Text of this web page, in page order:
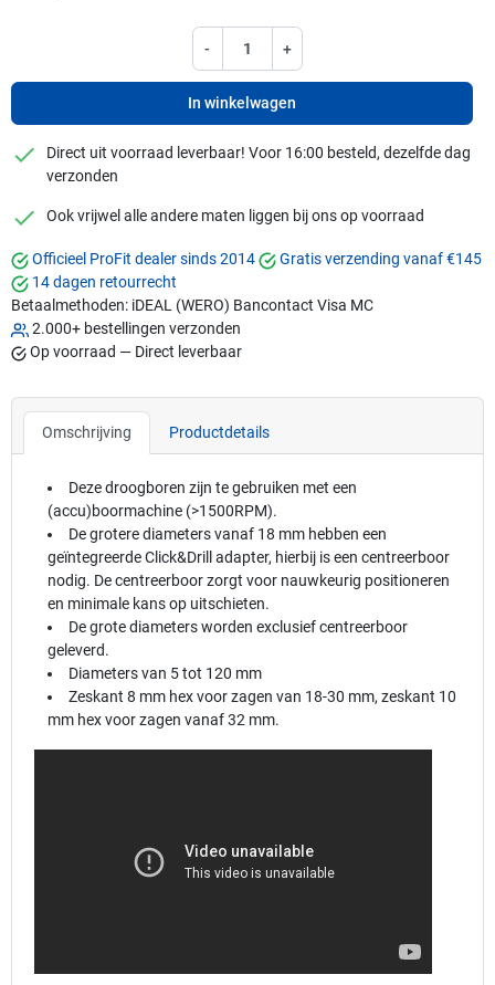
- +
In winkelwagen
checkmark
Direct uit voorraad leverbaar! Voor 16:00 besteld, dezelfde dag
verzonden
checkmark
Ook vrijwel alle andere maten liggen bij ons op voorraad
Officieel ProFit dealer sinds 2014
Gratis verzending vanaf €145
14 dagen retourrecht
Betaalmethoden: iDEAL (WERO) Bancontact Visa MC
2.000+ bestellingen verzonden
Op voorraad — Direct leverbaar
Omschrijving Productdetails
Deze droogboren zijn te gebruiken met een
(accu)boormachine (>1500RPM).
De grotere diameters vanaf 18 mm hebben een
geïntegreerde Click&Drill adapter, hierbij is een centreerboor
nodig. De centreerboor zorgt voor nauwkeurig positioneren
en minimale kans op uitschieten.
De grote diameters worden exclusief centreerboor
geleverd.
Diameters van 5 tot 120 mm
Zeskant 8 mm hex voor zagen van 18-30 mm, zeskant 10
mm hex voor zagen vanaf 32 mm.